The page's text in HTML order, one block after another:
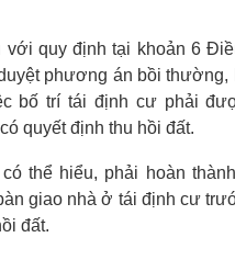
quy định tại khoản 6
phương án bồi thường,
bố trí tái định cư phải
quyết định thu hồi đất.
thể hiểu, phải hoàn
giao nhà ở tái định cư
đất.